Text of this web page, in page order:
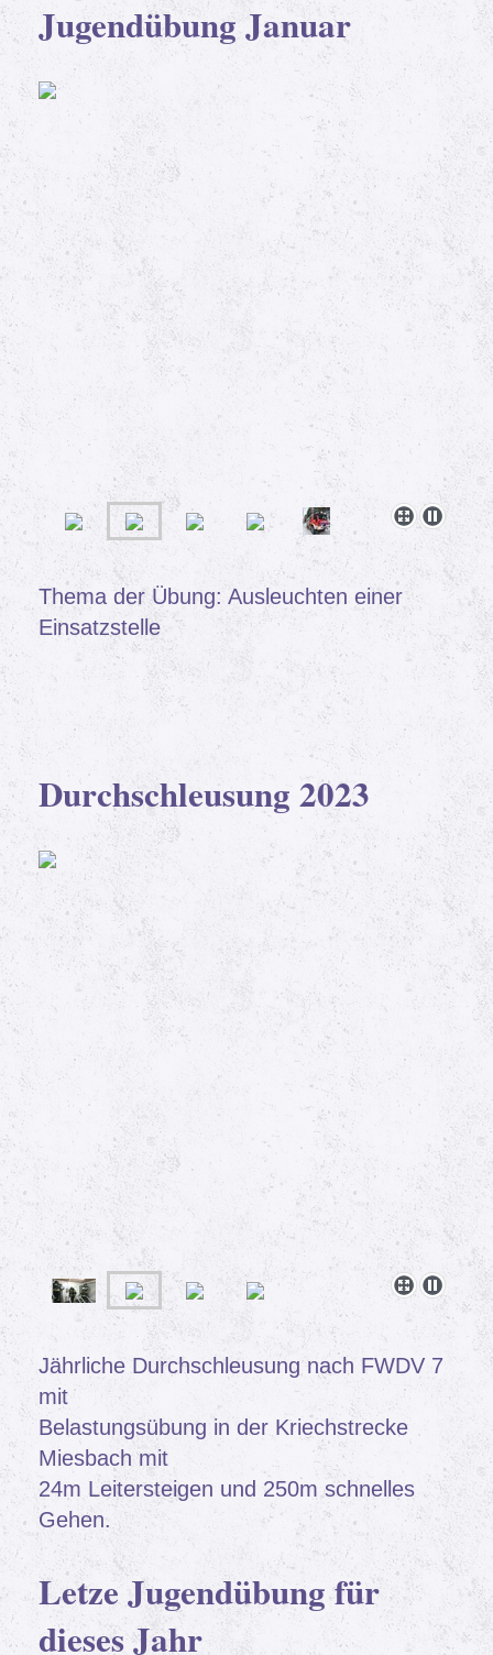
Jugendübung Januar
Thema der Übung: Ausleuchten einer
Einsatzstelle
Durchschleusung 2023
Jährliche Durchschleusung nach FWDV 7
mit
Belastungsübung in der Kriechstrecke
Miesbach mit
24m Leitersteigen und 250m schnelles
Gehen.
Letze Jugendübung für
dieses Jahr